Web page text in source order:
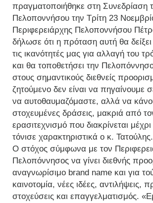
πραγματοποιήθηκε στη Συνεδρίαση
Πελοποννήσου την Τρίτη 23
Περιφερειάρχης Πελοποννήσου
δήλωσε ότι η πρόταση αυτή θα
τις ικανότητές μας για αλλαγή του
και θα τοποθετήσει την
στους σημαντικούς διεθνείς
ζητούμενο δεν είναι να πηγαίνουμε
να αυτοθαυμαζόμαστε, αλλά να
στοχευμένες δράσεις, μακριά από
ερασιτεχνισμό που διακρίνεται
τόνισε χαρακτηριστικά ο κ. Τατούλης.
Ο στόχος σύμφωνα με τον
Πελοπόννησος να γίνει διεθνής
αναγνωρίσιμο brand name και για
καινοτομία, νέες ιδέες, αντιλήψεις,
στοχεύσεις και επαγγελματισμός.